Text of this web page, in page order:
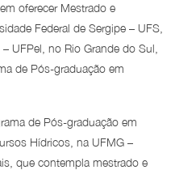
oferecer Mestrado e
Federal de Sergipe – UFS,
UFPel, no Rio Grande do Sul,
de Pós-graduação em
de Pós-graduação em
Hídricos, na UFMG –
que contempla mestrado e